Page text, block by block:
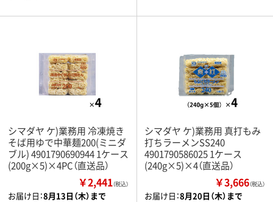
シマダヤ ケ)業務用 冷凍焼き
そば用ゆで中華麺200(ミニダ
ブル) 4901790690944 1ケース
(200g×5)×4PC（直送品）
￥2,441（税込）
お届け日：8月13日（木）まで
シマダヤ ケ)業務用 真打もみ
打ちラーメンSS240
4901790586025 1ケース
(240g×5)×4（直送品）
￥3,666（税込）
お届け日：8月20日（木）まで